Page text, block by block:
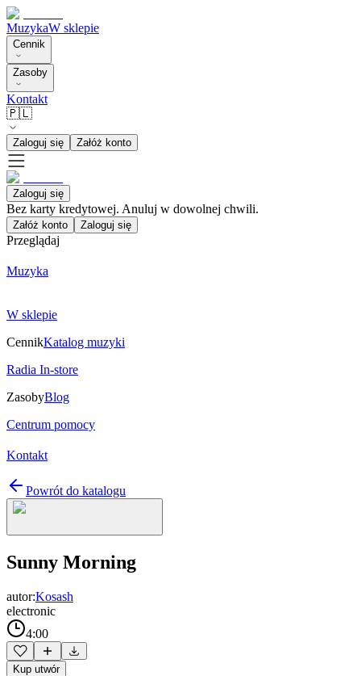
MuzykaW sklepie
Cennik
Zasoby
Kontakt
🇵🇱
Zaloguj się Załóż konto
Zaloguj się
Bez karty kredytowej. Anuluj w dowolnej chwili.
Załóż konto Zaloguj się
Przeglądaj
Muzyka
W sklepie
CennikKatalog muzyki
Radia In-store
ZasobyBlog
Centrum pomocy
Kontakt
Powrót do katalogu
Sunny Morning
autor:Kosash
electronic
4:00
Kup utwór